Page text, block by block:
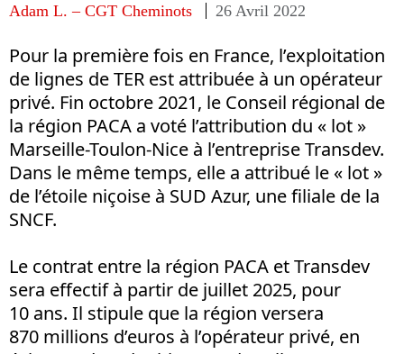
Adam L. – CGT Cheminots 26 Avril 2022
Pour la première fois en France, l’exploitation
de lignes de TER est attribuée à un opérateur
privé. Fin octobre 2021, le Conseil régional de
la région PACA a voté l’attribution du « lot »
Marseille-Toulon-Nice à l’entreprise Transdev.
Dans le même temps, elle a attribué le « lot »
de l’étoile niçoise à SUD Azur, une filiale de la
SNCF.
Le contrat entre la région PACA et Transdev
sera effectif à partir de juillet 2025, pour
10 ans. Il stipule que la région versera
870 millions d’euros à l’opérateur privé, en